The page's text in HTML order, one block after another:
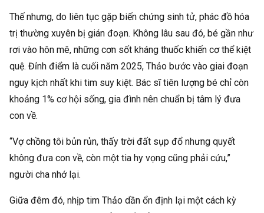
Thế nhưng, do liên tục gặp biến chứng sinh tử, phác đồ hóa
trị thường xuyên bị gián đoạn. Không lâu sau đó, bé gần như
rơi vào hôn mê, những cơn sốt kháng thuốc khiến cơ thể kiệt
quệ. Đỉnh điểm là cuối năm 2025, Thảo bước vào giai đoạn
nguy kịch nhất khi tim suy kiệt. Bác sĩ tiên lượng bé chỉ còn
khoảng 1% cơ hội sống, gia đình nên chuẩn bị tâm lý đưa
con về.
“Vợ chồng tôi bủn rủn, thấy trời đất sụp đổ nhưng quyết
không đưa con về, còn một tia hy vọng cũng phải cứu,”
người cha nhớ lại.
Giữa đêm đó, nhịp tim Thảo dần ổn định lại một cách kỳ